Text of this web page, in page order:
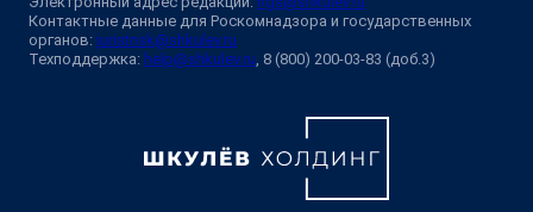
Контактные данные для Роскомнадзора и государственных
органов: juristnsk@shkulev.ru
Техподдержка: help@shkulev.ru, 8 (800) 200-03-83 (доб.3)